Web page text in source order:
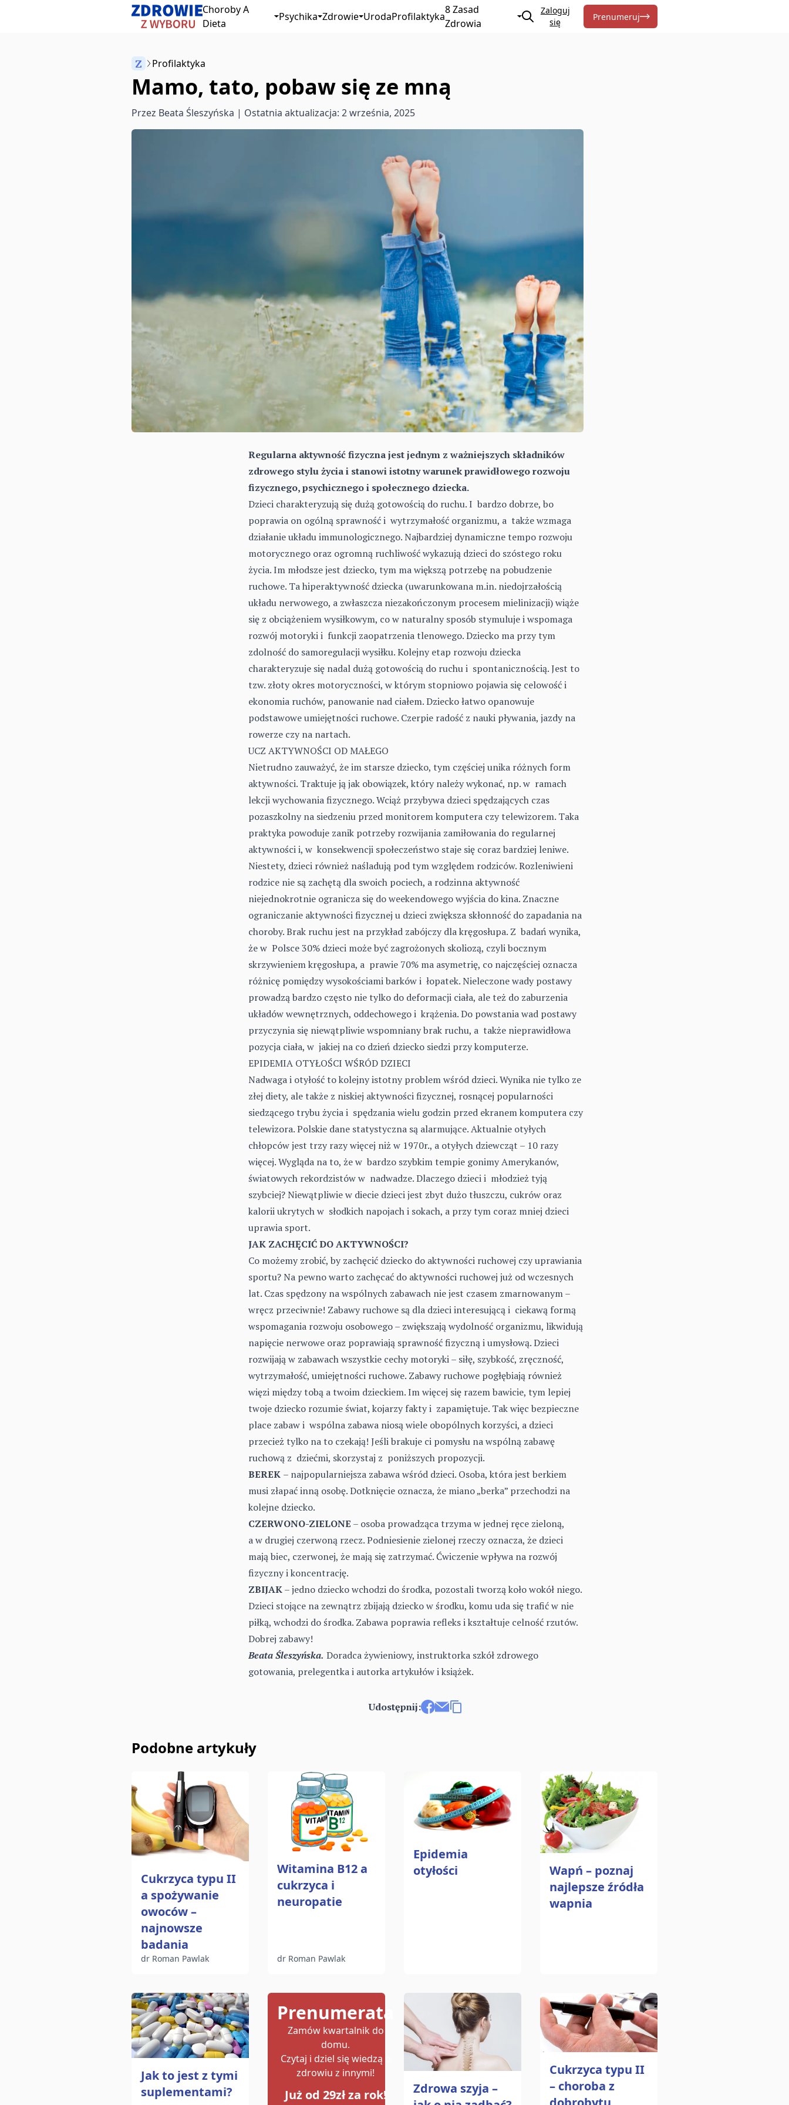
Choroby A
Dieta
Psychika Zdrowie UrodaProfilaktyka
8 Zasad
Zdrowia
Zaloguj
się
Prenumeruj
Anuluj
Zacznij pisać, aby wyszukać artykuły
Z Profilaktyka
Mamo, tato, pobaw się ze mną
Przez Beata Śleszyńska | Ostatnia aktualizacja: 2 września, 2025
Regularna aktywność fizyczna jest jednym z ważniejszych składników
zdrowego stylu życia i stanowi istotny warunek prawidłowego rozwoju
fizycznego, psychicznego i społecznego dziecka.
Dzieci charakteryzują się dużą gotowością do ruchu. I bardzo dobrze, bo
poprawia on ogólną sprawność i wytrzymałość organizmu, a także wzmaga
działanie układu immunologicznego. Najbardziej dynamiczne tempo rozwoju
motorycznego oraz ogromną ruchliwość wykazują dzieci do szóstego roku
życia. Im młodsze jest dziecko, tym ma większą potrzebę na pobudzenie
ruchowe. Ta hiperaktywność dziecka (uwarunkowana m.in. niedojrzałością
układu nerwowego, a zwłaszcza niezakończonym procesem mielinizacji) wiąże
się z obciążeniem wysiłkowym, co w naturalny sposób stymuluje i wspomaga
rozwój motoryki i funkcji zaopatrzenia tlenowego. Dziecko ma przy tym
zdolność do samoregulacji wysiłku. Kolejny etap rozwoju dziecka
charakteryzuje się nadal dużą gotowością do ruchu i spontanicznością. Jest to
tzw. złoty okres motoryczności, w którym stopniowo pojawia się celowość i
ekonomia ruchów, panowanie nad ciałem. Dziecko łatwo opanowuje
podstawowe umiejętności ruchowe. Czerpie radość z nauki pływania, jazdy na
rowerze czy na nartach.
UCZ AKTYWNOŚCI OD MAŁEGO
Nietrudno zauważyć, że im starsze dziecko, tym częściej unika różnych form
aktywności. Traktuje ją jak obowiązek, który należy wykonać, np. w ramach
lekcji wychowania fizycznego. Wciąż przybywa dzieci spędzających czas
pozaszkolny na siedzeniu przed monitorem komputera czy telewizorem. Taka
praktyka powoduje zanik potrzeby rozwijania zamiłowania do regularnej
aktywności i, w konsekwencji społeczeństwo staje się coraz bardziej leniwe.
Niestety, dzieci również naśladują pod tym względem rodziców. Rozleniwieni
rodzice nie są zachętą dla swoich pociech, a rodzinna aktywność
niejednokrotnie ogranicza się do weekendowego wyjścia do kina. Znaczne
ograniczanie aktywności fizycznej u dzieci zwiększa skłonność do zapadania na
choroby. Brak ruchu jest na przykład zabójczy dla kręgosłupa. Z badań wynika,
że w Polsce 30% dzieci może być zagrożonych skoliozą, czyli bocznym
skrzywieniem kręgosłupa, a prawie 70% ma asymetrię, co najczęściej oznacza
różnicę pomiędzy wysokościami barków i łopatek. Nieleczone wady postawy
prowadzą bardzo często nie tylko do deformacji ciała, ale też do zaburzenia
układów wewnętrznych, oddechowego i krążenia. Do powstania wad postawy
przyczynia się niewątpliwie wspomniany brak ruchu, a także nieprawidłowa
pozycja ciała, w jakiej na co dzień dziecko siedzi przy komputerze.
EPIDEMIA OTYŁOŚCI WŚRÓD DZIECI
Nadwaga i otyłość to kolejny istotny problem wśród dzieci. Wynika nie tylko ze
złej diety, ale także z niskiej aktywności fizycznej, rosnącej popularności
siedzącego trybu życia i spędzania wielu godzin przed ekranem komputera czy
telewizora. Polskie dane statystyczna są alarmujące. Aktualnie otyłych
chłopców jest trzy razy więcej niż w 1970r., a otyłych dziewcząt – 10 razy
więcej. Wygląda na to, że w bardzo szybkim tempie gonimy Amerykanów,
światowych rekordzistów w nadwadze. Dlaczego dzieci i młodzież tyją
szybciej? Niewątpliwie w diecie dzieci jest zbyt dużo tłuszczu, cukrów oraz
kalorii ukrytych w słodkich napojach i sokach, a przy tym coraz mniej dzieci
uprawia sport.
JAK ZACHĘCIĆ DO AKTYWNOŚCI?
Co możemy zrobić, by zachęcić dziecko do aktywności ruchowej czy uprawiania
sportu? Na pewno warto zachęcać do aktywności ruchowej już od wczesnych
lat. Czas spędzony na wspólnych zabawach nie jest czasem zmarnowanym –
wręcz przeciwnie! Zabawy ruchowe są dla dzieci interesującą i ciekawą formą
wspomagania rozwoju osobowego – zwiększają wydolność organizmu, likwidują
napięcie nerwowe oraz poprawiają sprawność fizyczną i umysłową. Dzieci
rozwijają w zabawach wszystkie cechy motoryki – siłę, szybkość, zręczność,
wytrzymałość, umiejętności ruchowe. Zabawy ruchowe pogłębiają również
więzi między tobą a twoim dzieckiem. Im więcej się razem bawicie, tym lepiej
twoje dziecko rozumie świat, kojarzy fakty i zapamiętuje. Tak więc bezpieczne
place zabaw i wspólna zabawa niosą wiele obopólnych korzyści, a dzieci
przecież tylko na to czekają! Jeśli brakuje ci pomysłu na wspólną zabawę
ruchową z dziećmi, skorzystaj z poniższych propozycji.
BEREK – najpopularniejsza zabawa wśród dzieci. Osoba, która jest berkiem
musi złapać inną osobę. Dotknięcie oznacza, że miano „berka” przechodzi na
kolejne dziecko.
CZERWONO-ZIELONE – osoba prowadząca trzyma w jednej ręce zieloną,
a w drugiej czerwoną rzecz. Podniesienie zielonej rzeczy oznacza, że dzieci
mają biec, czerwonej, że mają się zatrzymać. Ćwiczenie wpływa na rozwój
fizyczny i koncentrację.
ZBIJAK– jedno dziecko wchodzi do środka, pozostali tworzą koło wokół niego.
Dzieci stojące na zewnątrz zbijają dziecko w środku, komu uda się trafić w nie
piłką, wchodzi do środka. Zabawa poprawia refleks i kształtuje celność rzutów.
Dobrej zabawy!
Beata Śleszyńska. Doradca żywieniowy, instruktorka szkół zdrowego
gotowania, prelegentka i autorka artykułów i książek.
Udostępnij:
Podobne artykuły
Cukrzyca typu II
a spożywanie
owoców –
najnowsze
badania
dr Roman Pawlak
Witamina B12 a
cukrzyca i
neuropatie
dr Roman Pawlak
Epidemia
otyłości
Wapń – poznaj
najlepsze źródła
wapnia
Jak to jest z tymi
suplementami?
Prenumerata
Zamów kwartalnik do
domu.
Czytaj i dziel się wiedzą o
zdrowiu z innymi!
Już od 29zł za rok!
Zdrowa szyja –
Cukrzyca typu II
– choroba z